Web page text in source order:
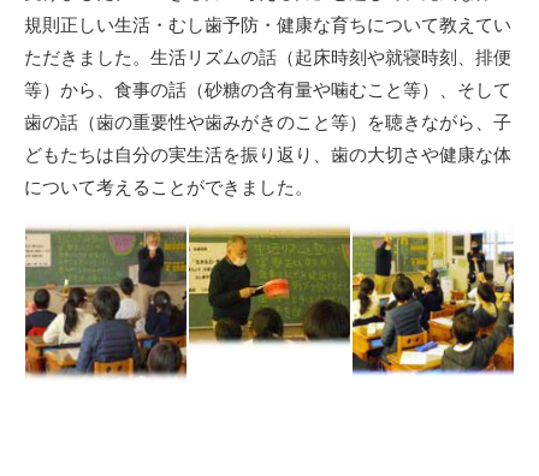
規則正しい生活・むし歯予防・健康な育ちについて教えてい
ただきました。生活リズムの話（起床時刻や就寝時刻、排便
等）から、食事の話（砂糖の含有量や噛むこと等）、そして
歯の話（歯の重要性や歯みがきのこと等）を聴きながら、子
どもたちは自分の実生活を振り返り、歯の大切さや健康な体
について考えることができました。